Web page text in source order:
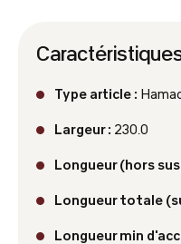
Type article :
Largeur : 230.0
Longueur (hors
Longueur totale
Longueur min